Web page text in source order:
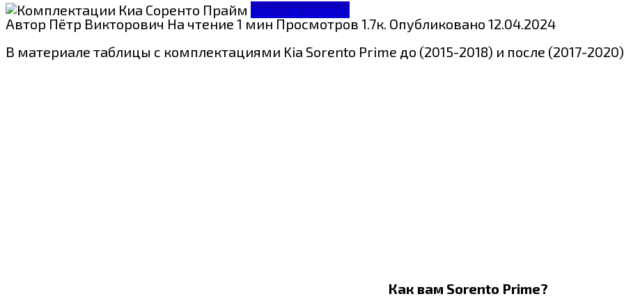
Комплектации
Автор Пётр Викторович На чтение 1 минПросмотров 1.7к. Опубликовано 12.04.2024
В материале таблицы с комплектациями Kia Sorento Prime до (2015-2018) и после (2017-
Как вам Sorento Prime?